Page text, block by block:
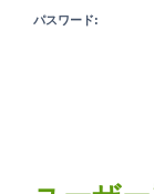
パスワード: